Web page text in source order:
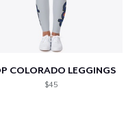
COLORADO LEGGINGS
$45